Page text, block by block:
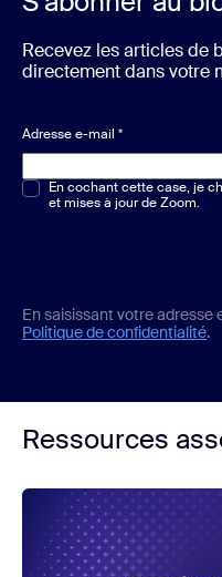
Recevez les articles de
directement dans votre
Adresse e-mail *
Choix multiple ou unique*
En cochant cette case, je
et mises à jour de Zoom.
En saisissant votre
Politique de confidentialité.
Ressources